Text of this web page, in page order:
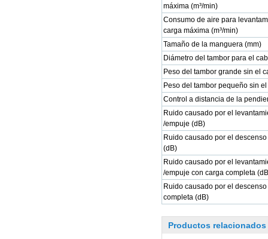
máxima (m³/min)
Consumo de aire para
carga máxima (m³/min)
Tamaño de la manguera (mm)
Diámetro del tambor para el
Peso del tambor grande sin el
Peso del tambor pequeño sin
Control a distancia de la
Ruido causado por el
/empuje (dB)
Ruido causado por el
(dB)
Ruido causado por el
/empuje con carga completa
Ruido causado por el
completa (dB)
Productos relacionados